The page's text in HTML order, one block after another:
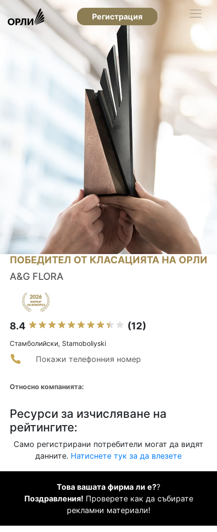
Регистрация
ПОБЕДИТЕЛ ОТ КЛАСАЦИЯТА НА ОРЛИ
A&G FLORA
8.4 (12)
Стамболийски, Stamoboliyski
Покажи телефонния номер
Относно компанията:
Ресурси за изчисляване на
рейтингите:
Само регистрирани потребители могат да видят
данните. Натиснете тук за да влезете
Това вашата фирма ли е??
Поздравления! Проверете как да събирате
рекламни материали!